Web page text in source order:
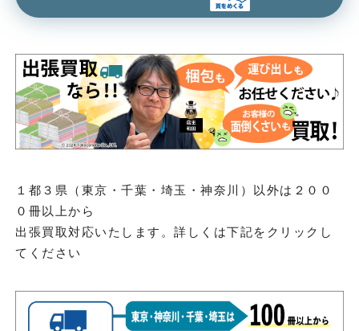
１都３県（東京・千葉・埼玉・神奈川）以外は２００
０冊以上から
出張買取対応いたします。詳しくは下記をクリックし
てください